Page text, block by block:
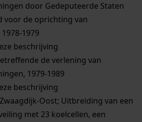
door Gedeputeerde Staten
voor de oprichting van
1979
beschrijving
de verlening van
1979-1989
beschrijving
Oost; Uitbreiding van een
met 23 koelcellen, een